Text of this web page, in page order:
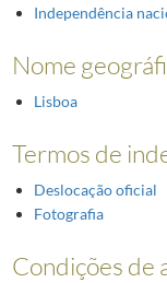
Independência
Nome
Lisboa
Termos de
Deslocação oficial
Fotografia
Condições de